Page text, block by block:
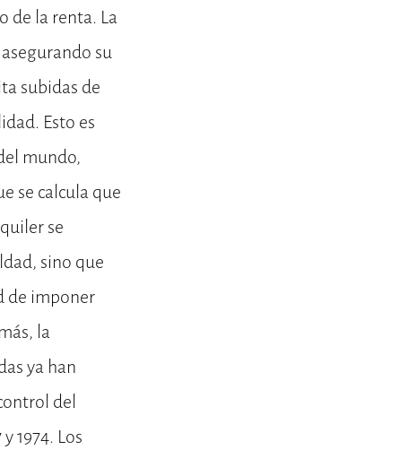
de la renta. La
su
subidas de
Esto es
mundo,
se calcula que
se
sino que
de imponer
la
ya han
del
1974. Los